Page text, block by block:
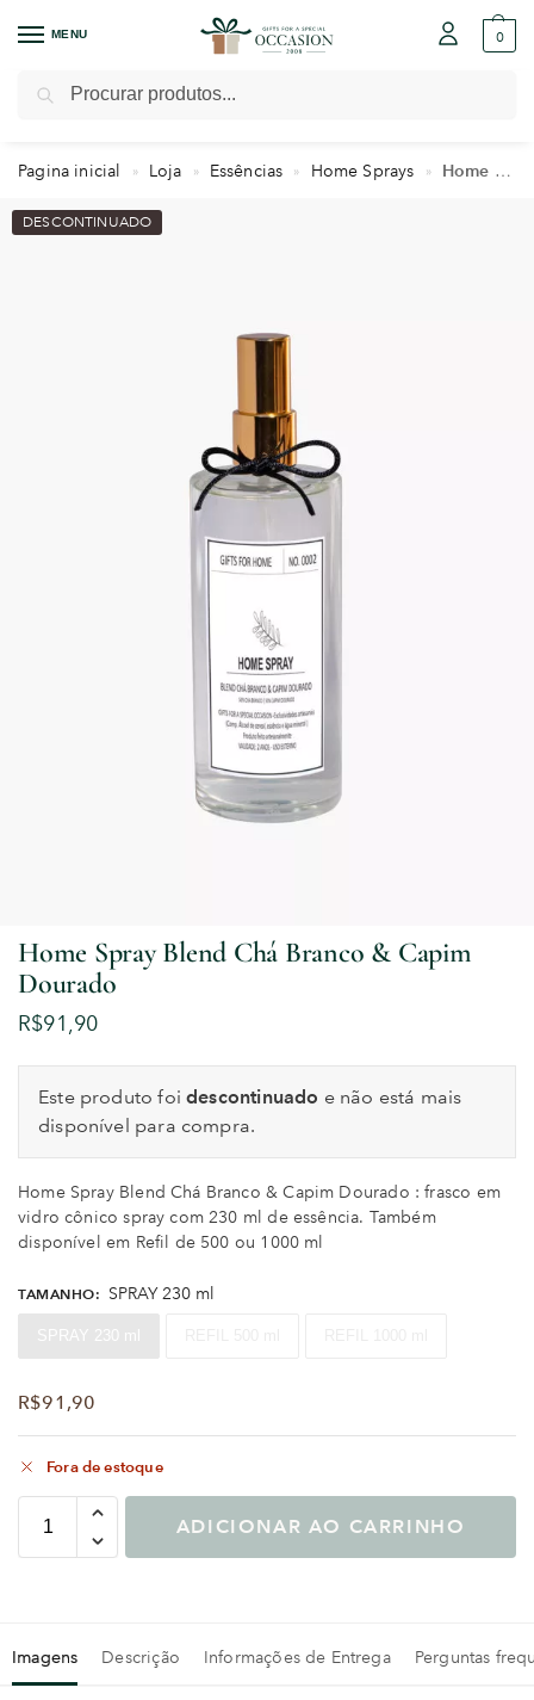
MENU 0
Pagina inicial » Loja » Essências » Home Sprays » Home Spray Blend Chá Branco & Capim Dourado
DESCONTINUADO
Home Spray Blend Chá Branco & Capim
Dourado
R$91,90
Este produto foidescontinuado e não está mais
disponível para compra.
Home Spray Blend Chá Branco & Capim Dourado : frasco em
vidro cônico spray com 230 ml de essência. Também
disponível em Refil de 500 ou 1000 ml
TAMANHO: SPRAY 230 ml
SPRAY 230 ml
R$91,90
Fora de estoque
ADICIONAR AO CARRINHO
Imagens Descrição Informações de Entrega Perguntas